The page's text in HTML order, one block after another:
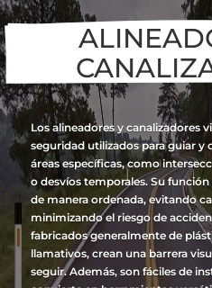
Los alineadores y canalizadores
seguridad utilizados para guiar y
áreas específicas, como
o desvíos temporales. Su
de manera ordenada, evitando
minimizando el riesgo de
fabricados generalmente de
llamativos, crean una barrera
seguir. Además, son fáciles de